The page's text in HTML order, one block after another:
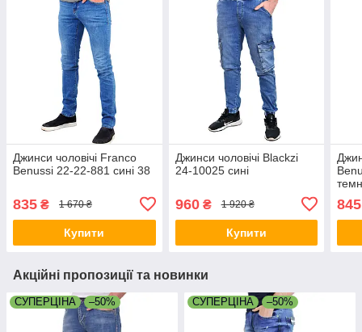
Джинси чоловічі Franco
Benussi 22-22-881 сині 38
835 ₴ 1 670 ₴
Купити
Джинси чоловічі Blackzi
24-10025 сині
960₴ 1 920 ₴
Купити
845
Акційні пропозиції та новинки
СУПЕРЦІНА –50% СУПЕРЦІНА –50%